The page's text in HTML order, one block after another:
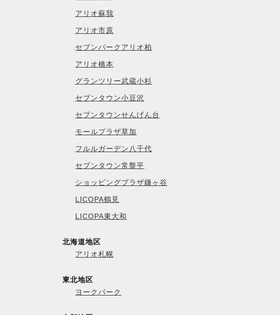
アリオ蘇我
アリオ市原
セブンパークアリオ柏
アリオ橋本
グランツリー武蔵小杉
セブンタウン小豆沢
セブンタウンせんげん台
モールプラザ草加
フルルガーデン八千代
セブンタウン常盤平
ショッピングプラザ鎌ヶ谷
LICOPA鶴見
LICOPA東大和
北海道地区
アリオ札幌
東北地区
ヨークパーク